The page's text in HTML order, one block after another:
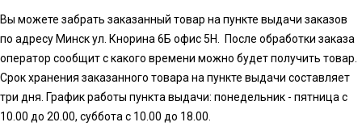
Вы можете забрать заказанный товар на пункте выдачи заказов
по адресу Минск ул. Кнорина 6Б офис 5Н. После обработки заказа
оператор сообщит с какого времени можно будет получить товар.
Срок хранения заказанного товара на пункте выдачи составляет
три дня. График работы пункта выдачи: понедельник - пятница с
10.00 до 20.00, суббота с 10.00 до 18.00.